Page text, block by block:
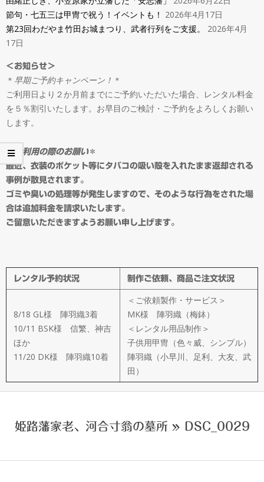
ル
＆
オ
ー
ダ
ー
メ
イ
ド
製
作
武
楽
衆
節句・七五三は甲冑で祝う！イベントも！ 2026年4月17日
第23回わだやま竹田お城まつり、武者行列をご支援。
2026年4月
17日
＜お知らせ＞
＊ 早期ご予約キャンペーン！ ＊
ご利用日より２か月前までにご予約いただいた場合、レンタル料金
を５％割引いたします。お早目のご検討・ご予約をよろしくお願い
します。
＊ご利用の際のお願い＊
最近、衣装のポケット等にタバコの吸い殻を入れたまま返却される
事例が散見されます。
ゴミや臭いの処理等が発生しますので、そのような行為をされた場
合は追加料金を請求いたします。
ご留意いただきますようお願い申し上げます。
レンタル予約状況 制作ご依頼、商品ご注文状況
8/18 GL様 陣羽織3着
10/11 BSK様 信繁、神吉
ほか
11/20 DK様 陣羽織10着
＜ご依頼製作・サービス＞
MK様 陣羽織（梅鉢）
＜レンタル用品制作＞
子供用甲冑（色々威、シンプル）
陣羽織（小早川、足利、大友、武
田）
姫路藩家老、河合寸翁の墓所 » DSC_0029